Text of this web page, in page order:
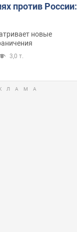
против России:
новые
3,0 т.